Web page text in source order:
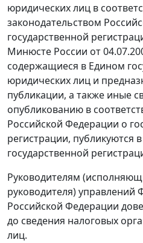
юридических лиц в
законодательством
государственной
Минюсте России от
содержащиеся в Едином
юридических лиц и
публикации, а также иные
опубликованию в
Российской Федерации о
регистрации, публикуются
государственной
Руководителям
руководителя) управлений
Российской Федерации
до сведения налоговых
лиц.